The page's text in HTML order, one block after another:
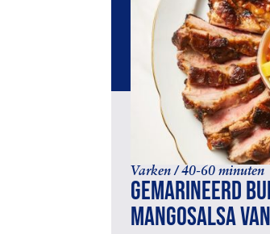
Varken / 40-60 minuten
Gemarineerd
mangosalsa van